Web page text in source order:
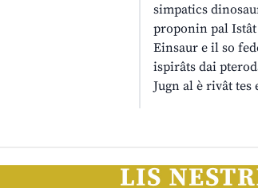
simpatics
proponin pal
Einsaur e il so
ispirâts dai
Jugn al è rivât